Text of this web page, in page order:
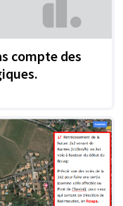
compte des